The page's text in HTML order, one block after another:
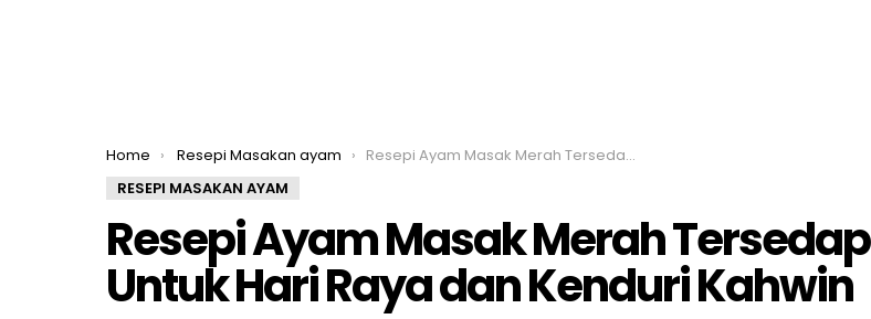
You are here:
Home Resepi Masakan ayam
Resepi Ayam Masak Merah Tersedap Untuk Hari Raya dan Kenduri Kahwin
RESEPI MASAKAN AYAM
Resepi Ayam Masak Merah Tersedap
Untuk Hari Raya dan Kenduri Kahwin